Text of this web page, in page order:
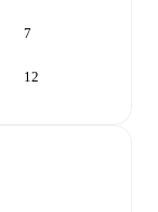
7
12